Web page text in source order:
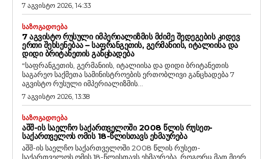
7 აგვისტო 2026, 14:33
ᲡᲐᲖᲝᲒᲐᲓᲝᲔᲑᲐ
7 ᲐᲒᲕᲘᲡᲢᲝ ᲠᲣᲡᲣᲚᲘ ᲘᲛᲞᲔᲠᲘᲐᲚᲘᲖᲛᲘᲡ ᲛᲫᲘᲛᲔ ᲨᲔᲓᲔᲒᲔᲑᲘᲡ ᲙᲘᲓᲔᲕ
ᲔᲠᲗᲘ ᲨᲔᲮᲡᲔᲜᲔᲑᲐᲐ – ᲡᲐᲤᲠᲐᲜᲒᲔᲗᲘᲡ, ᲒᲔᲠᲛᲐᲜᲘᲘᲡ, ᲘᲢᲐᲚᲘᲘᲡᲐ ᲓᲐ
ᲓᲘᲓᲘ ᲑᲠᲘᲢᲐᲜᲔᲗᲘᲡ ᲒᲐᲜᲪᲮᲐᲓᲔᲑᲐ
“საფრანგეთის, გერმანიის, იტალიისა და დიდი ბრიტანეთის
საგარეო საქმეთა სამინისტროების ერთობლივი განცხადება 7
აგვისტო რუსული იმპერიალიზმის...
7 აგვისტო 2026, 13:38
ᲡᲐᲖᲝᲒᲐᲓᲝᲔᲑᲐ
ᲐᲨᲨ-ᲘᲡ ᲡᲐᲔᲚᲩᲝ ᲡᲐᲥᲐᲠᲗᲕᲔᲚᲝᲨᲘ 2008 ᲬᲚᲘᲡ ᲠᲣᲡᲔᲗ-
ᲡᲐᲥᲐᲠᲗᲕᲔᲚᲝᲡ ᲝᲛᲘᲡ 18-ᲬᲚᲘᲡᲗᲐᲕᲡ ᲔᲮᲛᲐᲣᲠᲔᲑᲐ
აშშ-ის საელჩო საქართველოში 2008 წლის რუსეთ-
საქართველოს ომის 18-წლისთავს ეხმაურება. როგორც მათ მიერ